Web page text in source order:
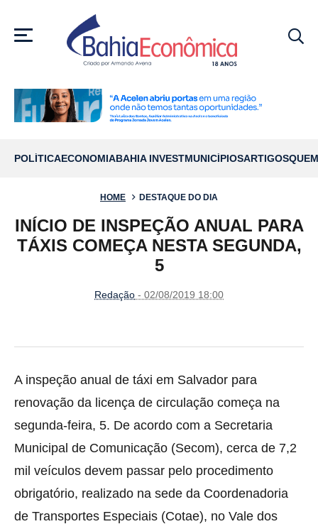
MENU
POLÍTICAECONOMIABAHIA INVESTMUNICÍPIOSARTIGOS
HOME DESTAQUE DO DIA
INÍCIO DE INSPEÇÃO ANUAL PARA
TÁXIS COMEÇA NESTA SEGUNDA,
5
Redação - 02/08/2019 18:00
A inspeção anual de táxi em Salvador para
renovação da licença de circulação começa na
segunda-feira, 5. De acordo com a Secretaria
Municipal de Comunicação (Secom), cerca de 7,2
mil veículos devem passar pelo procedimento
obrigatório, realizado na sede da Coordenadoria
de Transportes Especiais (Cotae), no Vale dos